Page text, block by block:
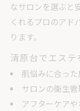
なサロンを選ぶと
くれるプロのアド
ります。
清原台でエス
肌悩みに合っ
サロンの衛生
アフターケア